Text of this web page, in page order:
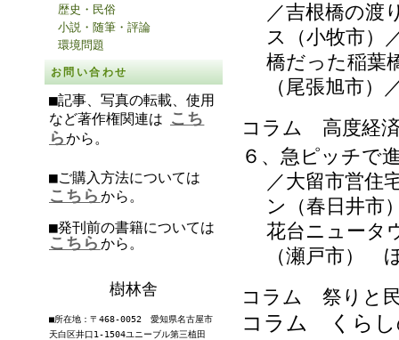
歴史・民俗
小説・随筆・評論
環境問題
お問い合わせ
■記事、写真の転載、使用
など著作権関連は こち
らから。
■ご購入方法については
こちら から。
■発刊前の書籍については
こちら から。
樹林舎
■所在地：〒468-0052 愛知県名古屋市
天白区井口1-1504ユニーブル第三植田
／吉根橋の渡
ス（小牧市）
橋だった稲葉
（尾張旭市
コラム 高度経
６、急ピッチで
／大留市営住
ン（春日井市
花台ニュータ
（瀬戸市）
コラム 祭りと
コラム くらし